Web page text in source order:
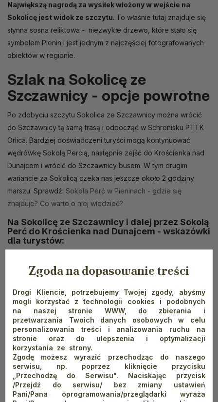
Największą nagrodą za wysiłek włożony w wejście na
Sokolicę jest widok ze szczytu. To właśnie tutaj znajduje się
słynna sosna reliktowa - niezwykłe drzewo, które stało się
symbolem Pienin i jest jednym z najczęściej fotografowanych
obiektów w regionie.
Szlak na Sokolicę ze
Szczawnicy - opcje powrotne
Po zdobyciu szczytu Sokolica ze Szczawnicy można wrócić
do Szczawnicy tą samą trasą i odpocząć w Schronisku PTTK
Orlica. Bardziej doświadczeni turyści mogą kontynuować
wędrówkę Sokolą Percią, następnie zejść do Krościenka nad
Dunajcem i wrócić do Szczawnicy busem. W tym drugim
wariancie za Sokolicą czeka nas jeszcze około 2 godziny
marszu. Sprawdź: Sokola Perć w Pieninach - gdzie się
znajduje? Co warto o niej wiedzieć?
Na Sokolicę ze Szczawnicy i dalej przez Sokolą
Perć do Krościenka nad Dunajcem - wskazówki
dla turystów:
Czas przejścia: około 3 godzin w jedną stronę
Trudność: trasa na Sokolicę ze Szczawnicy jest momentami
stroma i wymagająca technicznie. Jeśli chodzi o odcinek
Sokola Perć - ma on bardziej górski charakter i jest miejscami
eksponowany. Nie zawiodą się miłośnicy ferrat i większych
emocji jak podczas wędrowania po Tatrach
Dodatkowe informacje:
przeprawa przez Dunajec jest czynna w okresie od 15
kwietnia do 31 października
Zgoda na dopasowanie treści
Drogi Kliencie, potrzebujemy Twojej zgody, abyśmy
mogli korzystać z technologii cookies i podobnych
na naszej stronie WWW, do zbierania i
przetwarzania Twoich danych osobowych w celu
personalizowania treści i analizowania ruchu na
stronie oraz do ulepszenia i optymalizacji
korzystania ze strony.
Zgodę możesz wyrazić przechodząc do naszego
serwisu, np. poprzez kliknięcie przycisku
„Przechodzę do Serwisu". Naciskając przycisk
/Przejdź do serwisu/ bez zmiany ustawień
Pani/Pana oprogramowania/przeglądarki wyraża